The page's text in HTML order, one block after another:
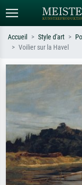
Recherchez par artiste, titre
ex. Monet, Nuit étoilée,
Accueil Style d'art
Voilier sur la Havel